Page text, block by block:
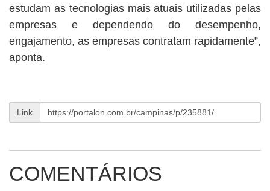
estudam as tecnologias mais atuais utilizadas pelas
empresas e dependendo do desempenho,
engajamento, as empresas contratam rapidamente”,
aponta.
Link
COMENTÁRIOS